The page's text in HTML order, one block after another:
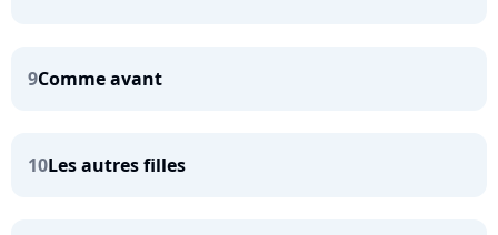
9Comme avant
10Les autres filles